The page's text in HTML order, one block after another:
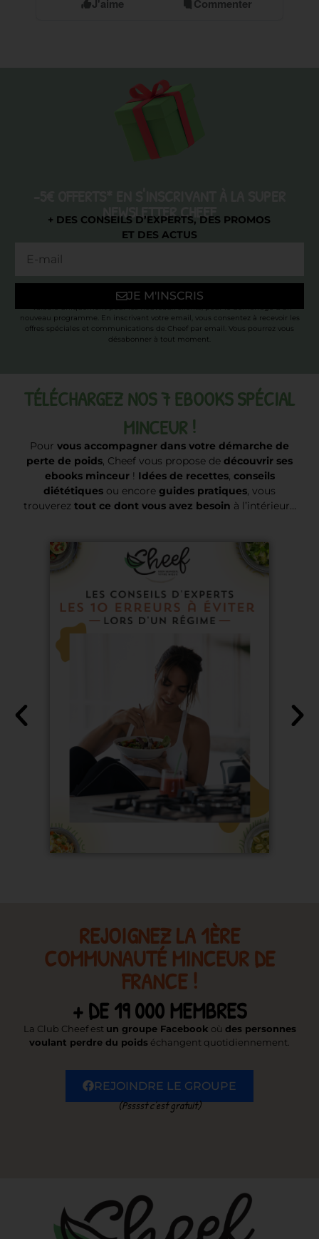
J'aime Commenter
NEWSLETTER CHEEF
+ DES CONSEILS D’EXPERTS, DES PROMOS
ET DES ACTUS
JE M'INSCRIS
* Valable uniquement pour les nouveaux clients, pour le démarrage d’un
nouveau programme. En inscrivant votre email, vous consentez à recevoir les
offres spéciales et communications de Cheef par email. Vous pourrez vous
désabonner à tout moment.
TÉLÉCHARGEZ NOS 7 EBOOKS SPÉCIAL
MINCEUR !
Pour vous accompagner dans votre démarche de
perte de poids, Cheef vous propose de découvrir ses
ebooks minceur! Idées de recettes, conseils
diététiques ou encore guides pratiques, vous
trouverez tout ce dont vous avez besoin à l’intérieur…
REJOIGNEZ LA 1ÈRE
COMMUNAUTÉ MINCEUR DE
FRANCE !
+ DE 19 000 MEMBRES
La Club Cheef est un groupe Facebook où des personnes
voulant perdre du poids échangent quotidiennement.
REJOINDRE LE GROUPE
(Psssst c’est gratuit)